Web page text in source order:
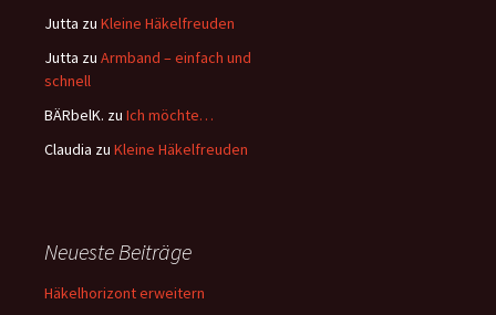
Jutta zu Kleine Häkelfreuden
Jutta zu Armband – einfach und
schnell
BÄRbelK. zu Ich möchte…
Claudia zu Kleine Häkelfreuden
Neueste Beiträge
Häkelhorizont erweitern